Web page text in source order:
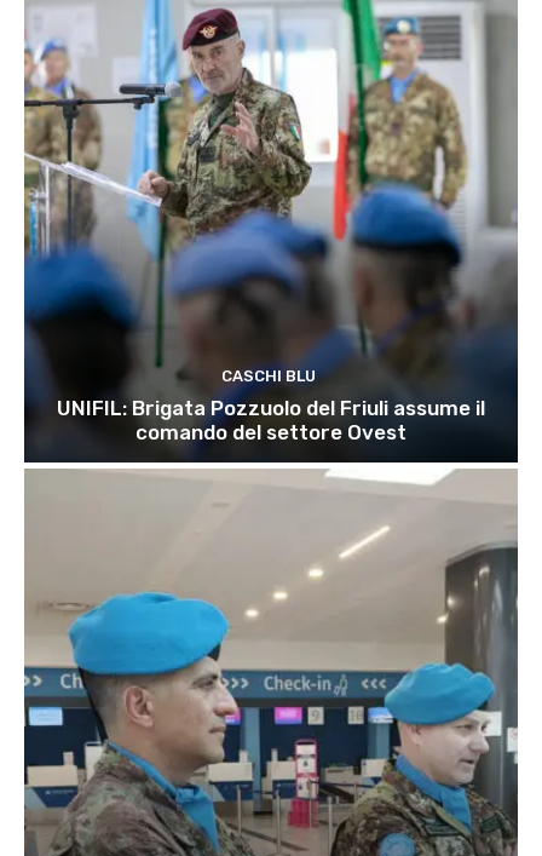
CASCHI BLU
UNIFIL: Brigata Pozzuolo del Friuli assume il
comando del settore Ovest